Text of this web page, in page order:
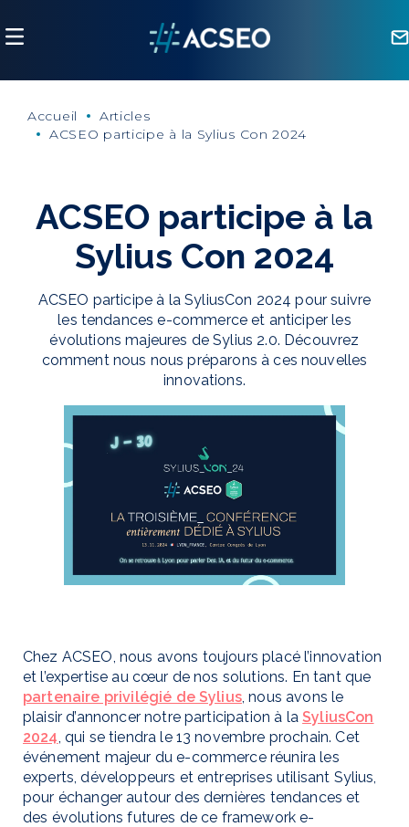
Accueil
Articles
ACSEO participe à la Sylius Con 2024
ACSEO participe à la
Sylius Con 2024
ACSEO participe à la SyliusCon 2024 pour suivre
les tendances e-commerce et anticiper les
évolutions majeures de Sylius 2.0. Découvrez
comment nous nous préparons à ces nouvelles
innovations.
Chez ACSEO, nous avons toujours placé l’innovation
et l’expertise au cœur de nos solutions. En tant que
partenaire privilégié de Sylius, nous avons le
plaisir d’annoncer notre participation à laSyliusCon
2024 , qui se tiendra le 13 novembre prochain. Cet
événement majeur du e-commerce réunira les
experts, développeurs et entreprises utilisant Sylius,
pour échanger autour des dernières tendances et
des évolutions futures de ce framework e-